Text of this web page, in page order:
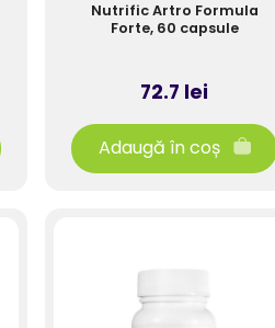
Nutrific Artro Formula
Forte, 60 capsule
72.7 lei
Adaugă în coș